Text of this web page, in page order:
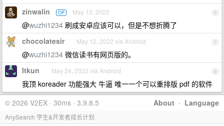
6
zinwalin OP May 12, 2022
@wuzhi1234 刷成安卓应该可以，但是不想折腾了
7
chocolatesir May 12, 2022 via Android
@wuzhi1234 微信读书有网页版的。
8
ltkun May 24, 2022 via Android
我顶 koreader 功能强大 牛逼 唯一一个可以重排版 pdf 的软件
About · Language
© 2026 V2EX · 30ms · 3.9.8.5
AnySearch 学生&开发者成长计划